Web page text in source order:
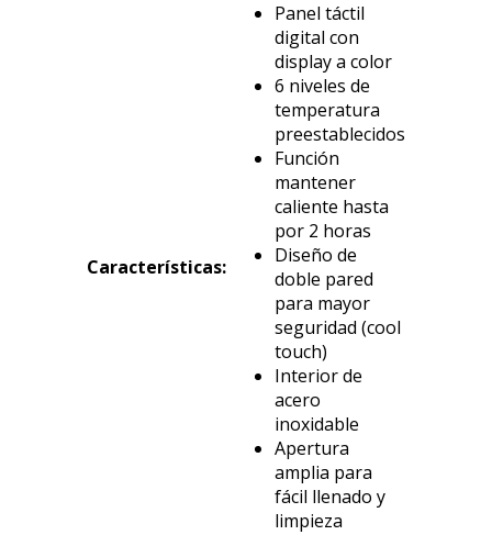
Características:
Panel táctil
digital con
display a color
6 niveles de
temperatura
preestablecidos
Función
mantener
caliente hasta
por 2 horas
Diseño de
doble pared
para mayor
seguridad (cool
touch)
Interior de
acero
inoxidable
Apertura
amplia para
fácil llenado y
limpieza